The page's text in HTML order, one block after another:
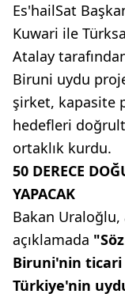
Es'hailSat
Kuwari ile
Atalay
Biruni uydu
şirket, kapasite
hedefleri
ortaklık kurdu.
50 DERECE
YAPACAK
Bakan Uraloğlu,
açıklamada
Biruni'nin ticari
Türkiye'nin